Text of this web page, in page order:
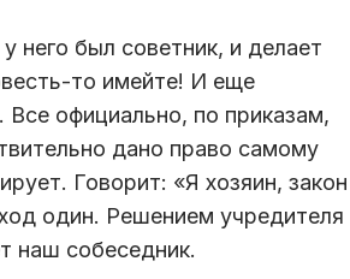
него был советник, и делает
то имейте! И еще
официально, по приказам,
дано право самому
Говорит: «Я хозяин, закон
один. Решением учредителя
наш собеседник.